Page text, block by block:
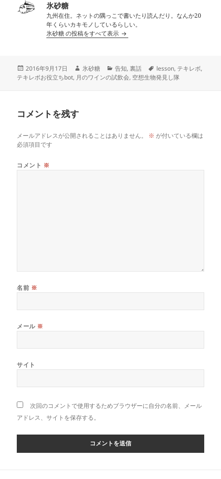
氷砂糖
九州在住。ネットの隅っこで書いたり読んだり。なんか20
年くらいカキモノしているらしい。
氷砂糖 の投稿をすべて表示
投
稿
2016年9月17日
作
成
氷砂糖
カ
テ
告知,裏話
タ
グ
lesson, テキレボ,
テキレボお役立ちbot, 月のワインの試飲会, 空想生物発見し隊
コメントを残す
メールアドレスが公開されることはありません。 ※ が付いている欄は
必須項目です
コメント ※
名前 ※
メール ※
サイト
次回のコメントで使用するためブラウザーに自分の名前、メール
アドレス、サイトを保存する。